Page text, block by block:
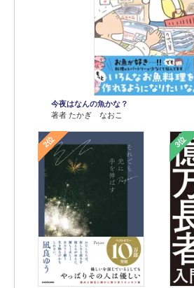
今夜はなんの魚かな？
著者 たかぎ なおこ
2位 3位